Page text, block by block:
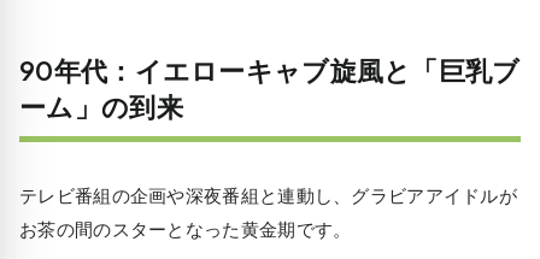
90年代：イエローキャブ旋風と「巨乳ブ
ーム」の到来
テレビ番組の企画や深夜番組と連動し、グラビアアイドルが
お茶の間のスターとなった黄金期です。